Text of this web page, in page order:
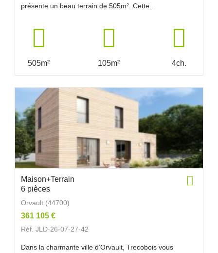
présente un beau terrain de 505m². Cette...
505m² 105m² 4ch.
Maison+Terrain
6 pièces
Orvault (44700)
361 105 €
Réf. JLD-26-07-27-42
Dans la charmante ville d’Orvault, Trecobois vous